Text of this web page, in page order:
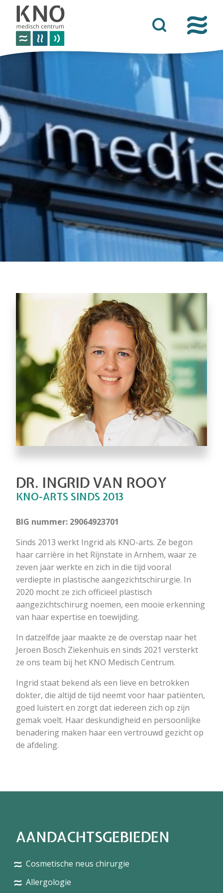
over het knomc
praktische informatie
vacatures
afspraken
contact
DR. INGRID VAN ROOY
KNO-ARTS SINDS 2013
BIG nummer: 29064923701
Sinds 2013 werkt Ingrid als KNO-arts. Ze begon
haar carrière in het Rijnstate in Arnhem, waar ze
zeven jaar werkte en zich in die tijd vooral
verdiepte in plastische aangezichtschirurgie. In
2020 mocht ze zich officieel plastisch
aangezichtschirurg noemen, een mooie erkenning
van haar expertise en toewijding.
In datzelfde jaar maakte ze de overstap naar het
Jeroen Bosch Ziekenhuis en sinds 2021 versterkt
ze ons team bij het KNO Medisch Centrum.
Ingrid staat bekend als een lieve en betrokken
dokter, die altijd de tijd neemt voor haar patiënten,
goed luistert en zorgt dat iedereen zich op zijn
gemak voelt. Haar deskundigheid en persoonlijke
benadering maken haar een vertrouwd gezicht op
de afdeling.
AANDACHTSGEBIEDEN
Cosmetische neus chirurgie
Allergologie